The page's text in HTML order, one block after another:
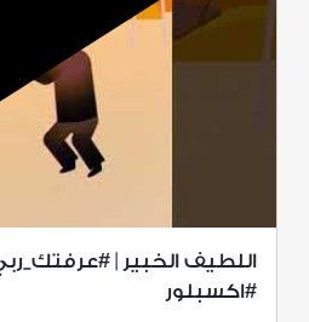
اللطيف الخبير |
#اكسبلور